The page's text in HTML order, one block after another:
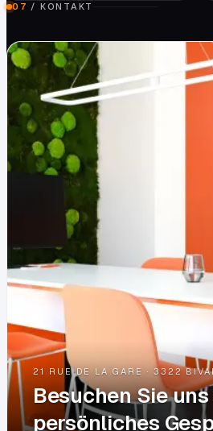
07 / KONTAKT
21 RUE DE LA GARE · 3322
Besuchen Sie
persönliches